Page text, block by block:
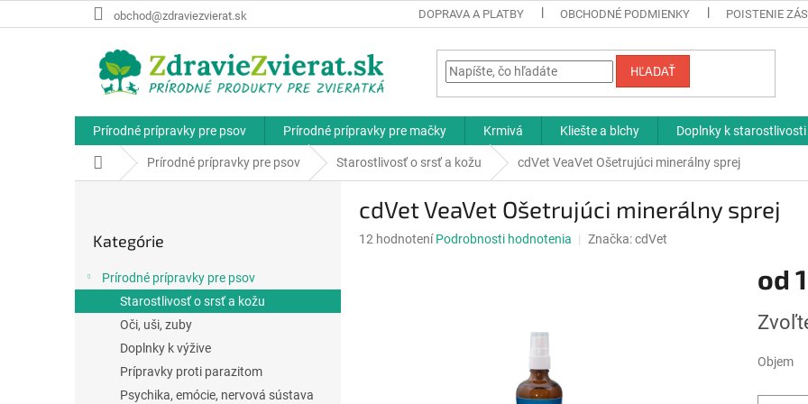
na
obchod@zdraviezvierat.sk DOPRAVA A PLATBY OBCHODNÉ PODMIENKY POISTENIE
HĽADAŤ
Prírodné prípravky pre psov Prírodné prípravky pre mačky Krmivá Kliešte a blchy Doplnky k starostlivosti
DomovPrírodné prípravky pre psov Starostlivosť o srsť a kožu cdVet VeaVet Ošetrujúci minerálny sprej
p
a
kategórie
Kategórie
Prírodné prípravky pre psov
Starostlivosť o srsť a kožu
Oči, uši, zuby
Doplnky k výžive
Prípravky proti parazitom
Psychika, emócie, nervová sústava
cdVet VeaVet Ošetrujúci minerálny sprej
Priemerné
12 hodnotení Podrobnosti hodnotenia Značka:cdVet
od
cena:
Objem